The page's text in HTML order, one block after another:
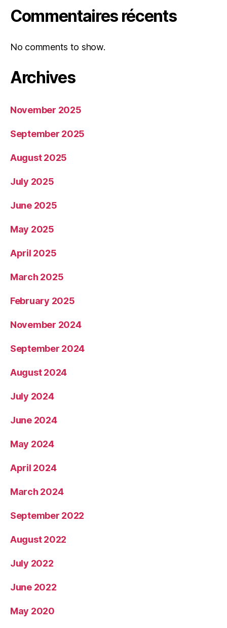
Commentaires récents
No comments to show.
Archives
November 2025
September 2025
August 2025
July 2025
June 2025
May 2025
April 2025
March 2025
February 2025
November 2024
September 2024
August 2024
July 2024
June 2024
May 2024
April 2024
March 2024
September 2022
August 2022
July 2022
June 2022
May 2020